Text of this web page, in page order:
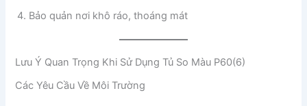
Bảo quản nơi khô ráo, thoáng mát
Lưu Ý Quan Trọng Khi Sử Dụng Tủ So Màu P60(6)
Các Yêu Cầu Về Môi Trường